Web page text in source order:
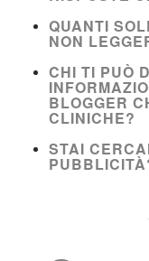
QUANTI
NON
CHI TI PUÒ
BLOGGER
CLINICHE?
STAI